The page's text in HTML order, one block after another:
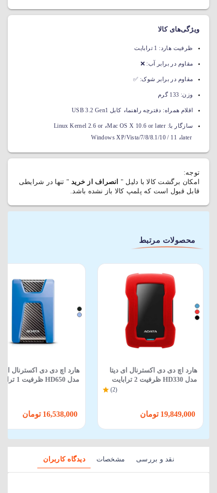
ویژگی‌های کالا
ظرفیت هارد: 1 ترابایت
مقاوم در برابر آب:❌
مقاوم در برابر شوک: ✅
وزن: 133 گرم
اقلام همراه: دفترچه راهنما، کابل USB 3.2 Gen1
سازگار با: Mac OS X 10.6 or later، Linux Kernel 2.6 or
later، Windows XP/Vista/7/8/8.1/10 / 11
توجه:
امکان برگشت کالا با دلیل "
انصراف از خرید " تنها در شرایطی
قابل قبول است که پلمپ کالا باز نشده باشد.
محصولات مرتبط
هارد اچ دی دی اکسترنال ای دیتا
مدل HD330 ظرفیت 2 ترابایت
(2)
هارد اچ دی دی اکسترنال ای
مدل HD650 ظرفیت 1 ترابایت
نقد و بررسی مشخصات دیدگاه کاربران